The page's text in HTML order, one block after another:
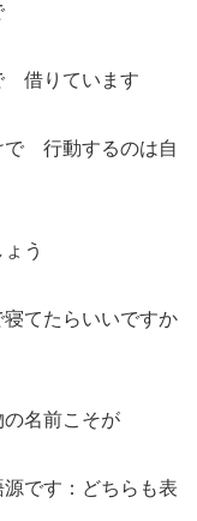
借りています
で 行動するのは自
う
てたらいいですか
名前こそが
です：どちらも表